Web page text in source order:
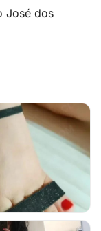
José dos